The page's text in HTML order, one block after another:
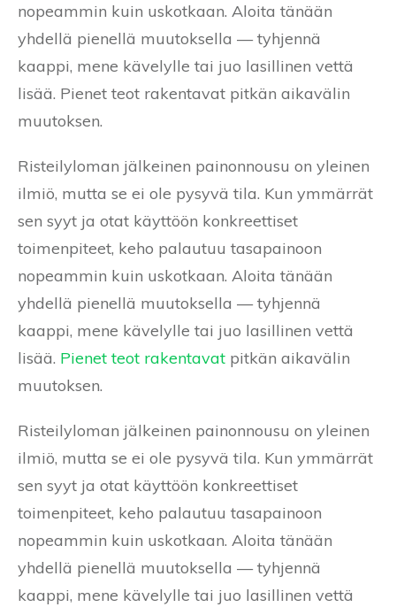
nopeammin kuin uskotkaan. Aloita tänään
yhdellä pienellä muutoksella — tyhjennä
kaappi, mene kävelylle tai juo lasillinen vettä
lisää. Pienet teot rakentavat pitkän aikavälin
muutoksen.
Risteilyloman jälkeinen painonnousu on yleinen
ilmiö, mutta se ei ole pysyvä tila. Kun ymmärrät
sen syyt ja otat käyttöön konkreettiset
toimenpiteet, keho palautuu tasapainoon
nopeammin kuin uskotkaan. Aloita tänään
yhdellä pienellä muutoksella — tyhjennä
kaappi, mene kävelylle tai juo lasillinen vettä
lisää. Pienet teot rakentavat pitkän aikavälin
muutoksen.
Risteilyloman jälkeinen painonnousu on yleinen
ilmiö, mutta se ei ole pysyvä tila. Kun ymmärrät
sen syyt ja otat käyttöön konkreettiset
toimenpiteet, keho palautuu tasapainoon
nopeammin kuin uskotkaan. Aloita tänään
yhdellä pienellä muutoksella — tyhjennä
kaappi, mene kävelylle tai juo lasillinen vettä